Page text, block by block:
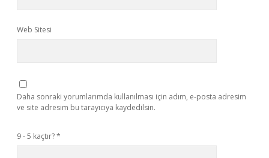
Web Sitesi
Daha sonraki yorumlarımda kullanılması için adım, e-posta adresim
ve site adresim bu tarayıcıya kaydedilsin.
9 - 5 kaçtır?*